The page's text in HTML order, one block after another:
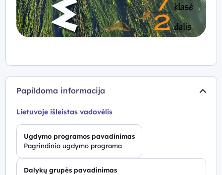
Papildoma informacija
Lietuvoje išleistas vadovėlis
Ugdymo programos pavadinimas
Pagrindinio ugdymo programa
Dalykų grupės pavadinimas